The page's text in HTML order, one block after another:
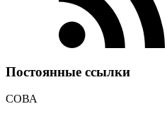
Постоянные ссылки
СОВА